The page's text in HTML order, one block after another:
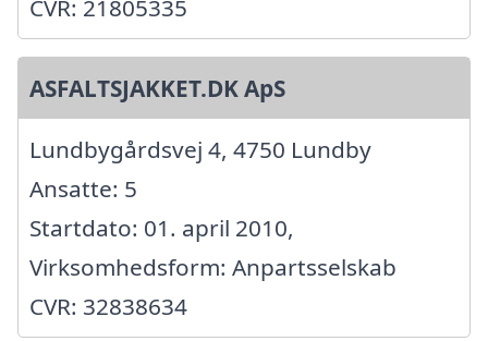
CVR: 21805335
ASFALTSJAKKET.DK ApS
Lundbygårdsvej 4, 4750 Lundby
Ansatte: 5
Startdato: 01. april 2010,
Virksomhedsform: Anpartsselskab
CVR: 32838634